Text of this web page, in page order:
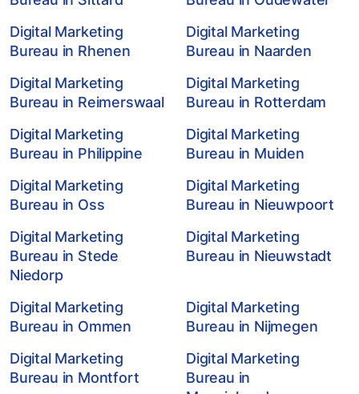
Digital Marketing
Bureau in Rhenen
Digital Marketing
Bureau in Naarden
Digital Marketing
Bureau in Reimerswaal
Digital Marketing
Bureau in Rotterdam
Digital Marketing
Bureau in Philippine
Digital Marketing
Bureau in Muiden
Digital Marketing
Bureau in Oss
Digital Marketing
Bureau in Nieuwpoort
Digital Marketing
Bureau in Stede
Niedorp
Digital Marketing
Bureau in Nieuwstadt
Digital Marketing
Bureau in Ommen
Digital Marketing
Bureau in Nijmegen
Digital Marketing
Bureau in Montfort
Digital Marketing
Bureau in